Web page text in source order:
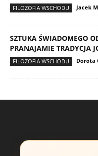
FILOZOFIA WSCHODU Jacek
SZTUKA ŚWIADOMEGO
PRANAJAMIE TRADYCJA
FILOZOFIA WSCHODU Dorota